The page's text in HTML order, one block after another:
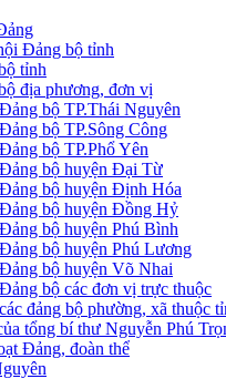
Đảng bộ tỉnh
tỉnh
địa phương, đơn vị
bộ TP.Thái Nguyên
bộ TP.Sông Công
bộ TP.Phổ Yên
bộ huyện Đại Từ
bộ huyện Định Hóa
bộ huyện Đồng Hỷ
bộ huyện Phú Bình
bộ huyện Phú Lương
bộ huyện Võ Nhai
bộ các đơn vị trực thuộc
đảng bộ phường, xã thuộc
tổng bí thư Nguyễn Phú
Đảng, đoàn thể